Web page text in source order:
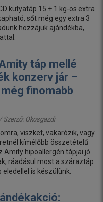
kutyatáp 15 + 1 kg-os extra
sőt még egy extra 3
hozzájuk ajándékba,
táp mellé
konzerv jár –
finomabb
Szerző: Okosgazdi
viszket, vakarózik, vagy
kímélőbb összetételű
Amity hipoallergén tápjai jó
ráadásul most a száraztáp
is készülünk.